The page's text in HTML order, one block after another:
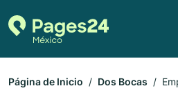
Página de Inicio Dos Bocas